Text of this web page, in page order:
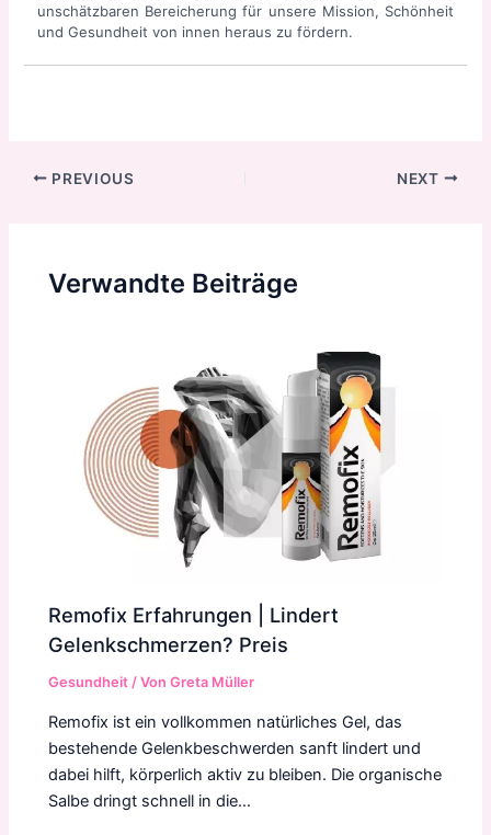
unschätzbaren Bereicherung für unsere Mission, Schönheit
und Gesundheit von innen heraus zu fördern.
Post
PREVIOUS NEXT
Verwandte Beiträge
Remofix Erfahrungen | Lindert
Gelenkschmerzen? Preis
Gesundheit / VonGreta Müller
Remofix ist ein vollkommen natürliches Gel, das
bestehende Gelenkbeschwerden sanft lindert und
dabei hilft, körperlich aktiv zu bleiben. Die organische
Salbe dringt schnell in die…